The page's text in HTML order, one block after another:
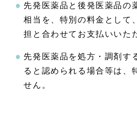
先発医薬品と後発医薬品の
相当を、特別の料金として
担と合わせてお支払いいた
先発医薬品を処方・調剤す
ると認められる場合等は、
せん。